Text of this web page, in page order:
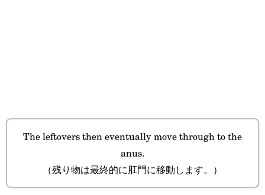
The leftovers then eventually move through to the
anus.
（残り物は最終的に肛門に移動します。）